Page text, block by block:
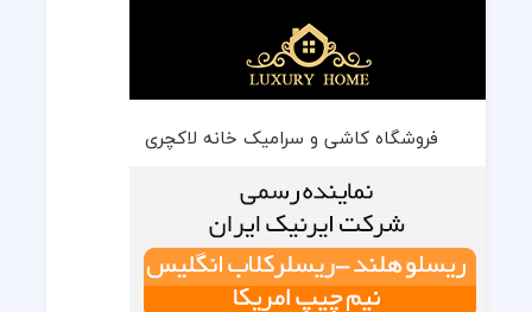
فروشگاه کاشی و سرامیک خانه لاکچری